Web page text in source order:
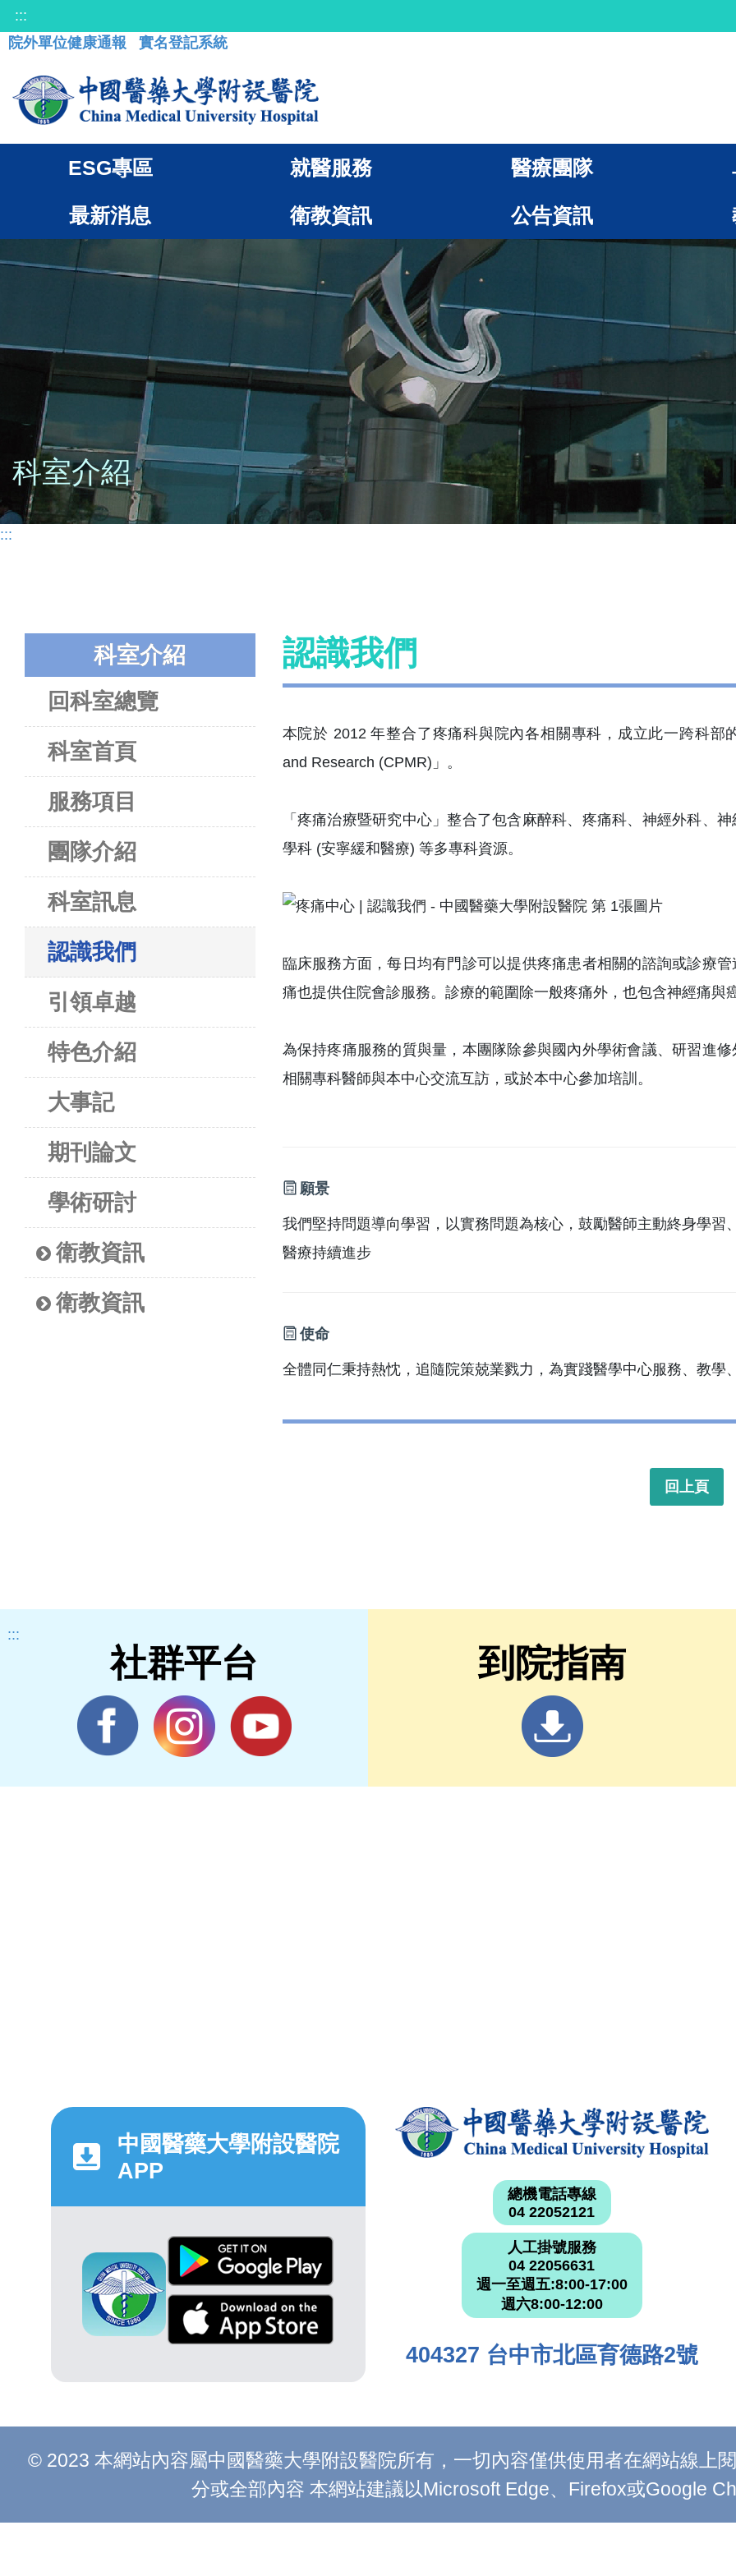
:::
院外單位健康通報
實名登記系統
ESG專區 就醫服務 醫療團隊
最新消息 衛教資訊 公告資訊
科室介紹
:::
科室介紹
回科室總覽
科室首頁
服務項目
團隊介紹
科室訊息
認識我們
引領卓越
特色介紹
大事記
期刊論文
學術研討
衛教資訊
衛教資訊
認識我們
本院於 2012 年整合了疼痛科與院內各相關專科，成立此一跨科部
and Research (CPMR)」。
「疼痛治療暨研究中心」整合了包含麻醉科、疼痛科、神經外科、
學科 (安寧緩和醫療) 等多專科資源。
臨床服務方面，每日均有門診可以提供疼痛患者相關的諮詢或診療
痛也提供住院會診服務。診療的範圍除一般疼痛外，也包含神經痛與
為保持疼痛服務的質與量，本團隊除參與國內外學術會議、研習進
相關專科醫師與本中心交流互訪，或於本中心參加培訓。
願景
我們堅持問題導向學習，以實務問題為核心，鼓勵醫師主動終身學
醫療持續進步
使命
全體同仁秉持熱忱，追隨院策兢業戮力，為實踐醫學中心服務、教學
回上頁
:::
社群平台 到院指南
中國醫藥大學附設醫院
APP
總機電話專線
04 22052121
人工掛號服務
04 22056631
週一至週五:8:00-17:00
週六8:00-12:00
404327 台中市北區育德路2號
© 2023 本網站內容屬中國醫藥大學附設醫院所有，一切內容僅供使用者在網站線上
分或全部內容 本網站建議以Microsoft Edge、Firefox或Google